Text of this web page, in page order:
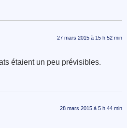
27 mars 2015 à 15 h 52 min
étaient un peu prévisibles.
28 mars 2015 à 5 h 44 min